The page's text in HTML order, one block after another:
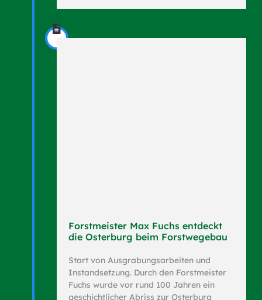
Forstmeister Max Fuchs entdeckt
die Osterburg beim Forstwegebau
Start von Ausgrabungsarbeiten und
Instandsetzung. Durch den Forstmeister
Fuchs wurde vor rund 100 Jahren ein
geschichtlicher Abriss zur Osterburg